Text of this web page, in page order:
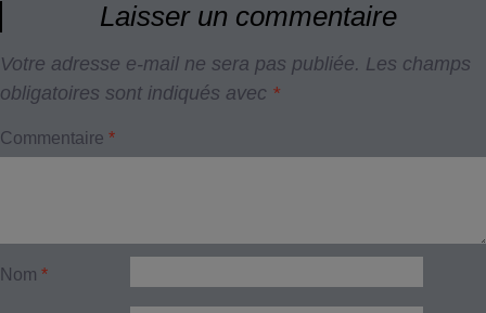
Laisser un commentaire
Votre adresse e-mail ne sera pas publiée. Les champs
obligatoires sont indiqués avec *
Commentaire *
Nom *